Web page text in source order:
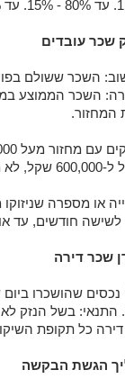
שכר עובדים
המחזור.
מה גודל העסק.
או מספרה
לשישה חודשים, עד
שכר דירה
נכסים שהושכרו
התנאי: בשל הנזק
כל תקופת
הגשת הבקשה